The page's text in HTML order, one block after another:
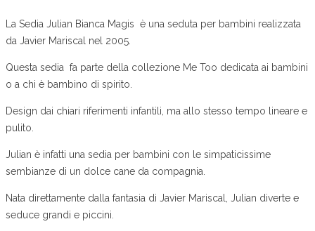
La Sedia Julian Bianca Magis è una seduta per bambini realizzata
da Javier Mariscal nel 2005.
Questa sedia fa parte della collezione Me Too dedicata ai bambini
o a chi è bambino di spirito.
Design dai chiari riferimenti infantili, ma allo stesso tempo lineare e
pulito.
Julian è infatti una sedia per bambini con le simpaticissime
sembianze di un dolce cane da compagnia.
Nata direttamente dalla fantasia di Javier Mariscal, Julian diverte e
seduce grandi e piccini.